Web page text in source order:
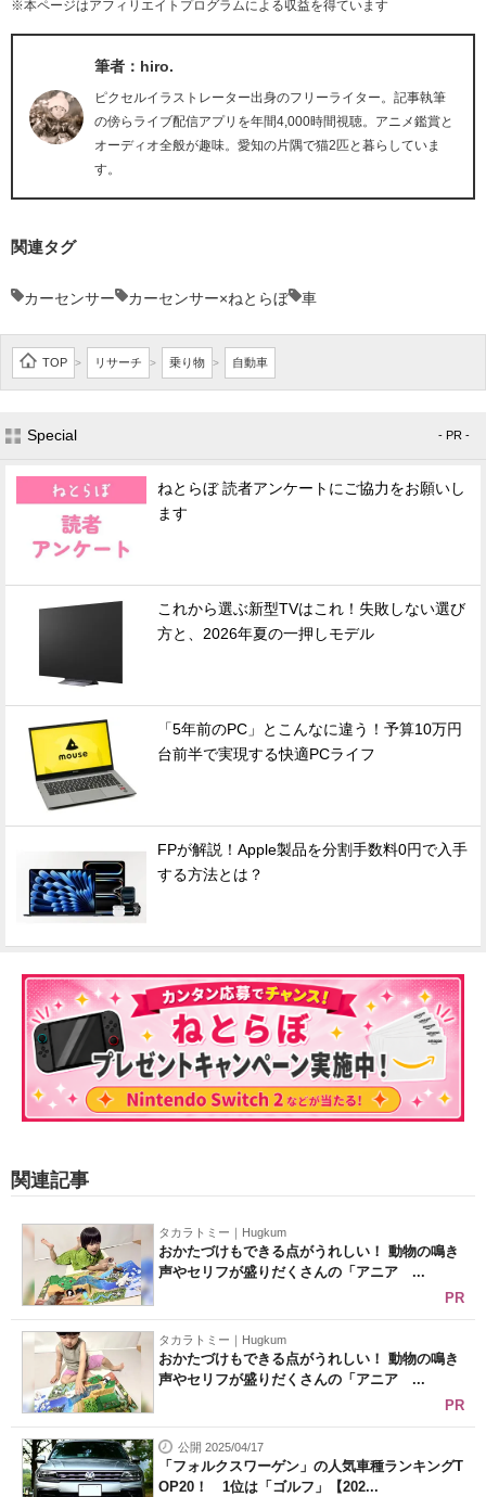
※本ページはアフィリエイトプログラムによる収益を得ています
筆者：hiro.
ピクセルイラストレーター出身のフリーライター。記事執筆
の傍らライブ配信アプリを年間4,000時間視聴。アニメ鑑賞と
オーディオ全般が趣味。愛知の片隅で猫2匹と暮らしていま
す。
関連タグ
カーセンサー カーセンサー×ねとらぼ 車
TOP > リサーチ > 乗り物 > 自動車
Special - PR -
ねとらぼ 読者アンケートにご協力をお願いし
ます
これから選ぶ新型TVはこれ！失敗しない選び
方と、2026年夏の一押しモデル
「5年前のPC」とこんなに違う！予算10万円
台前半で実現する快適PCライフ
FPが解説！Apple製品を分割手数料0円で入手
する方法とは？
関連記事
タカラトミー｜Hugkum
おかたづけもできる点がうれしい！ 動物の鳴き
声やセリフが盛りだくさんの「アニア ...
PR
タカラトミー｜Hugkum
おかたづけもできる点がうれしい！ 動物の鳴き
声やセリフが盛りだくさんの「アニア ...
PR
公開 2025/04/17
「フォルクスワーゲン」の人気車種ランキングT
OP20！ 1位は「ゴルフ」【202...